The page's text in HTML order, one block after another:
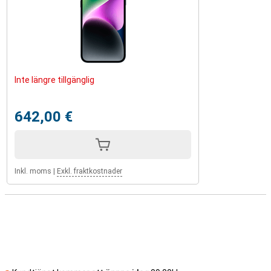
Inte längre tillgänglig
642,00 €
Inkl. moms | Exkl. fraktkostnader